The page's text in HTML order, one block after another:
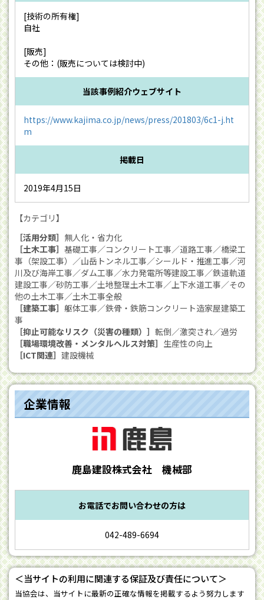
[技術の所有権]
自社
[販売]
その他：(販売については検討中)
当該事例紹介ウェブサイト
https://www.kajima.co.jp/news/press/201803/6c1-j.ht
m
掲載日
2019年4月15日
【カテゴリ】
［活用分類］ 無人化・省力化
［土木工事］ 基礎工事／コンクリート工事／道路工事／橋梁工
事（架設工事）／山岳トンネル工事／シールド・推進工事／河
川及び海岸工事／ダム工事／水力発電所等建設工事／鉄道軌道
建設工事／砂防工事／土地整理土木工事／上下水道工事／その
他の土木工事／土木工事全般
［建築工事］ 躯体工事／鉄骨・鉄筋コンクリート造家屋建築工
事
［抑止可能なリスク（災害の種類）］ 転倒／激突され／過労
［職場環境改善・メンタルヘルス対策］ 生産性の向上
［ICT関連］ 建設機械
企業情報
鹿島建設株式会社 機械部
お電話でお問い合わせの方は
042-489-6694
＜当サイトの利用に関連する保証及び責任について＞
当協会は、当サイトに最新の正確な情報を掲載するよう努力します